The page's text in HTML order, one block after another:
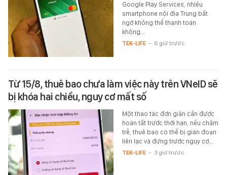
Google Play Services, nhiều
smartphone nội địa Trung bất
ngờ không thể thanh toán
không…
TEK-LIFE - 6 giờ trước
Từ 15/8, thuê bao chưa làm việc này trên VNeID sẽ
bị khóa hai chiều, nguy cơ mất số
Một thao tác đơn giản cần được
hoàn tất trước thời hạn, nếu chậm
trễ, thuê bao có thể bị gián đoạn
liên lạc và đứng trước nguy cơ…
TEK-LIFE - 3 giờ trước